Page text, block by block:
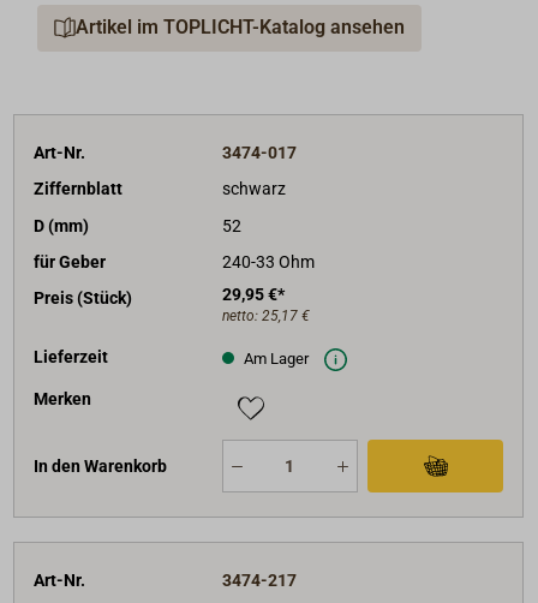
52 mm.Artikel im TOPLICHT-Katalog ansehen
Art-Nr.
3474-017
Ziffernblatt
schwarz
D (mm)
52
für Geber
240-33 Ohm
Preis (Stück)
29,95 €*
netto: 25,17 €
Lieferzeit Am Lager
Merken
In den Warenkorb
Art-Nr.
3474-217